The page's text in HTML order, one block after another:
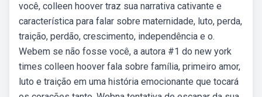
você, colleen hoover traz sua narrativa cativante e
característica para falar sobre maternidade, luto, perda,
traição, perdão, crescimento, independência e o.
Webem se não fosse você, a autora #1 do new york
times colleen hoover fala sobre família, primeiro amor,
luto e traição em uma história emocionante que tocará